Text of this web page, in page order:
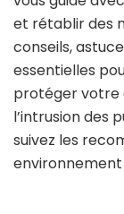
et rétablir des
conseils,
essentielles
protéger votre
l’intrusion des
suivez les